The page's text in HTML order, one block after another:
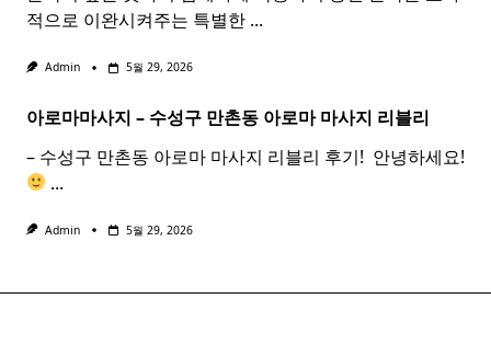
적으로 이완시켜주는 특별한 ...
Admin 5월 29, 2026
아로마마사지 – 수성구 만촌동 아로마 마사지 리블리
– 수성구 만촌동 아로마 마사지 리블리 후기! ​ 안녕하세요!
...
Admin 5월 29, 2026